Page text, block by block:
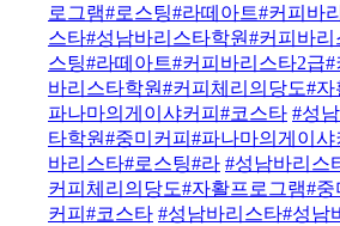
로그램#로스팅#라떼아트#커피바
스타#성남바리스타학원#커피바
스팅#라떼아트#커피바리스타2급#
바리스타학원#커피체리의당도#
파나마의게이샤커피#코스타 #성
타학원#중미커피#파나마의게이샤
바리스타#로스팅#라 #성남바리스
커피체리의당도#자활프로그램#
커피#코스타 #성남바리스타#성남